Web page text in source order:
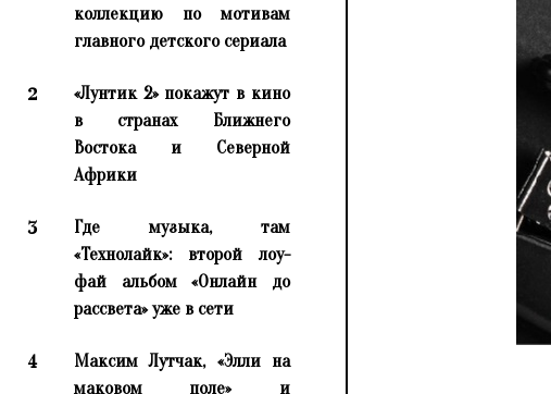
коллекцию по мотивам
главного детского сериала
2
«Лунтик 2» покажут в кино
в странах Ближнего
Востока и Северной
Африки
3
Где музыка, там
«Технолайк»: второй лоу-
фай альбом «Онлайн до
рассвета» уже в сети
4
Максим Лутчак, «Элли на
маковом поле» и